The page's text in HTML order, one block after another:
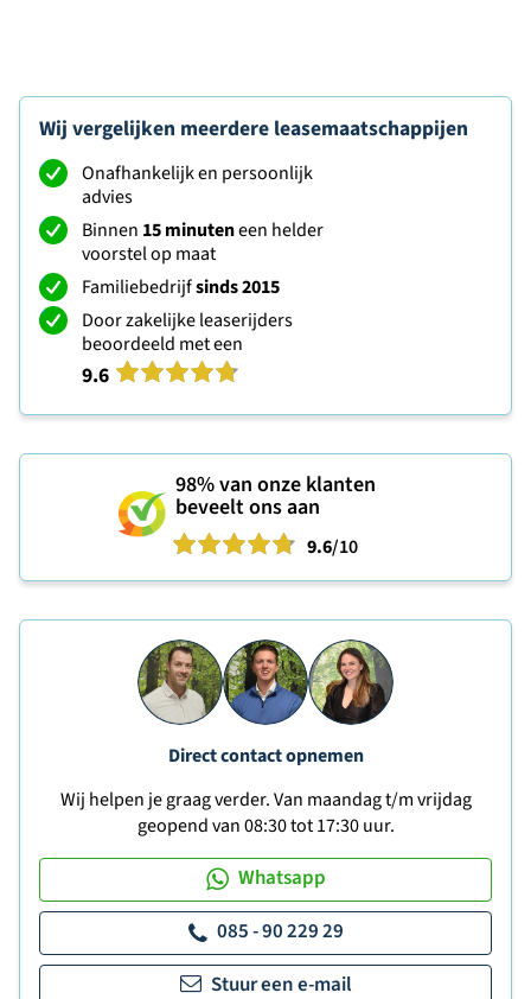
Wij vergelijken meerdere leasemaatschappijen
Onafhankelijk en persoonlijk
advies
Binnen 15 minuteneen helder
voorstel op maat
Familiebedrijfsinds 2015
Door zakelijke leaserijders
beoordeeld met een
9.6
98%van onze klanten
beveelt ons aan
9.6/10
Direct contact opnemen
Wij helpen je graag verder. Van maandag t/m vrijdag
geopend van 08:30 tot 17:30 uur.
Whatsapp
085 - 90 229 29
Stuur een e-mail